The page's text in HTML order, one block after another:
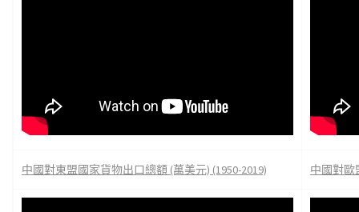
中國對東盟國家貨物出口總額 (萬美元) (1950-2019) 中國對歐